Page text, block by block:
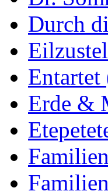
Durch
Entartet
Erde &